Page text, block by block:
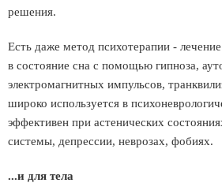
решения.
Есть даже метод психотерапии -
в состояние сна с помощью гипноза,
электромагнитных импульсов,
широко используется в
эффективен при астенических
системы, депрессии, неврозах, фобиях.
...и для тела